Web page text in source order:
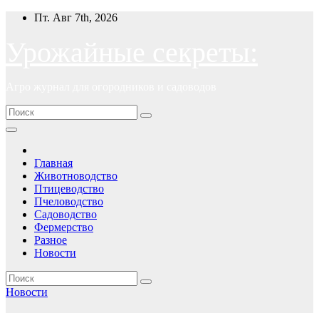
ПерейтиПт. Авг 7th, 2026
Главная
Животноводство
Птицеводство
Пчеловодство
Садоводство
Фермерство
Разное
Новости
Новости